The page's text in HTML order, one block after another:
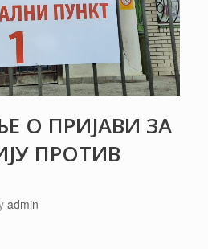
О ПРИЈАВИ ЗА
ПРОТИВ
admin